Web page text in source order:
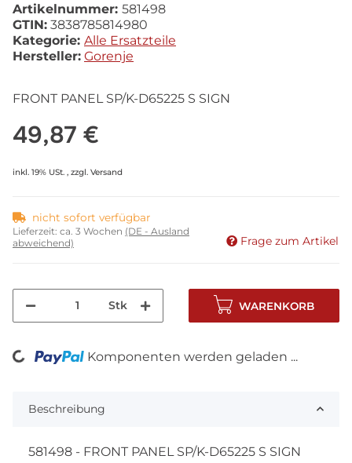
Artikelnummer: 581498
GTIN: 3838785814980
Kategorie: Alle Ersatzteile
Hersteller: Gorenje
FRONT PANEL SP/K-D65225 S SIGN
49,87 €
inkl. 19% USt. , zzgl. Versand
nicht sofort verfügbar
Lieferzeit: ca. 3 Wochen (DE - Ausland
abweichend)
Frage zum Artikel
Stk WARENKORB
Loading... Komponenten werden geladen ...
Beschreibung
581498 - FRONT PANEL SP/K-D65225 S SIGN